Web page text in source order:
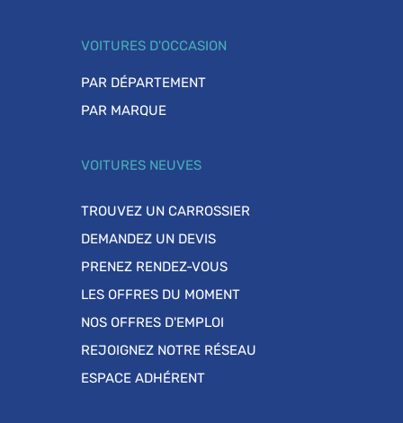
VOITURES D'OCCASION
PAR DÉPARTEMENT
PAR MARQUE
VOITURES NEUVES
TROUVEZ UN CARROSSIER
DEMANDEZ UN DEVIS
PRENEZ RENDEZ-VOUS
LES OFFRES DU MOMENT
NOS OFFRES D'EMPLOI
REJOIGNEZ NOTRE RÉSEAU
ESPACE ADHÉRENT